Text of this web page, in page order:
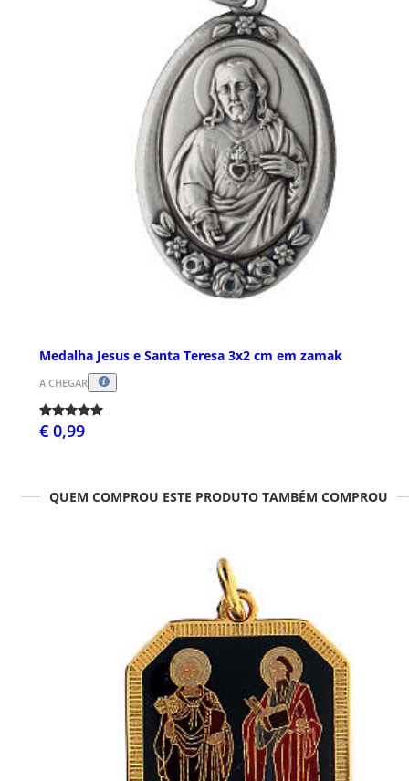
Medalha Jesus e Santa Teresa 3x2 cm em zamak
A CHEGAR
€ 0,99
QUEM COMPROU ESTE PRODUTO TAMBÉM COMPROU